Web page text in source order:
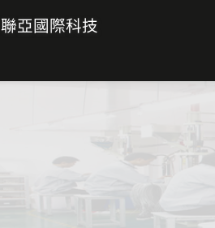
聯亞國際科技